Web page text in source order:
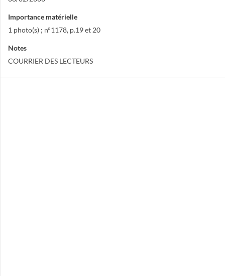
Importance matérielle
1 photo(s) ; n°1178, p.19 et 20
Notes
COURRIER DES LECTEURS